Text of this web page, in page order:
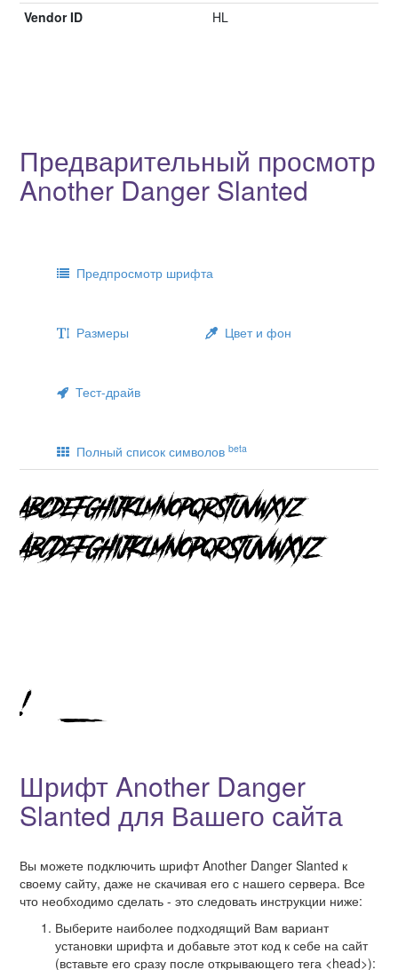
Vendor ID
HL
Предварительный просмотр
Another Danger Slanted
Предпросмотр шрифта
Размеры Цвет и фон
Тест-драйв
Полный список символов beta
Шрифт Another Danger
Slanted для Вашего сайта
Вы можете подключить шрифт Another Danger Slanted к
своему сайту, даже не скачивая его с нашего сервера. Все
что необходимо сделать - это следовать инструкции ниже:
Выберите наиболее подходящий Вам вариант
установки шрифта и добавьте этот код к себе на сайт
(вставьте его сразу после открывающего тега <head>):